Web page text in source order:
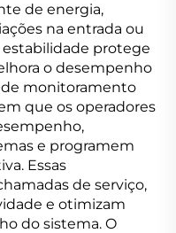
de energia,
na entrada ou
estabilidade protege
o desempenho
de monitoramento
que os operadores
e programem
Essas
de serviço,
e otimizam
do sistema. O